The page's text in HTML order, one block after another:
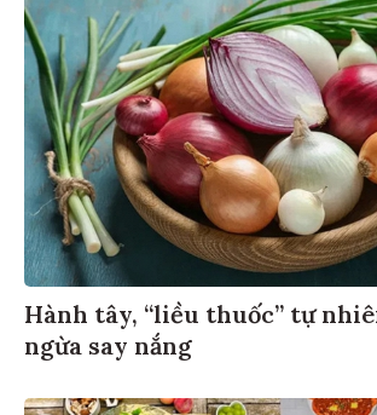
Hành tây, “liều thuốc” tự
ngừa say nắng